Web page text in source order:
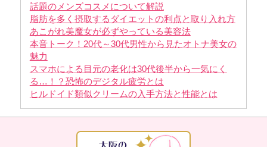
話題のメンズコスメについて解説
脂肪を多く摂取するダイエットの利点と取り入れ方
あこがれ美魔女が必ずやっている美容法
本音トーク！20代～30代男性から見たオトナ美女の
魅力
スマホによる目元の老化は30代後半から一気にく
る…！？恐怖のデジタル疲労とは
ヒルドイド類似クリームの入手方法と性能とは